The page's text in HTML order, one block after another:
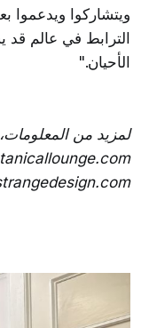
ويتشاركوا ويدعموا
الترابط في عالم قد
الأحيان."
لمزيد من